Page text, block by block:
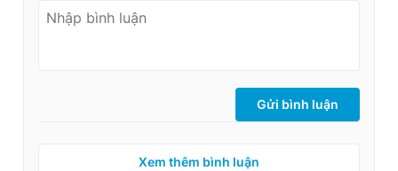
Gửi bình luận
Xem thêm bình luận